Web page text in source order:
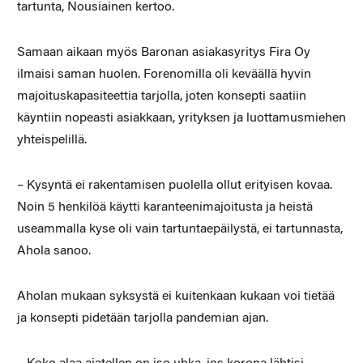
tartunta, Nousiainen kertoo.
Samaan aikaan myös Baronan asiakasyritys FiraOy
ilmaisi saman huolen. Forenomillaoli keväällä hyvin
majoituskapasiteettia tarjolla, joten konsepti saatiin
käyntiin nopeasti asiakkaan, yrityksen ja luottamusmiehen
yhteispelillä.
– Kysyntä ei rakentamisen puolella ollut erityisen kovaa.
Noin 5 henkilöä käytti karanteenimajoitusta ja heistä
useammalla kyse oli vain tartuntaepäilystä, ei tartunnasta,
Ahola sanoo.
Aholan mukaan syksystä ei kuitenkaan kukaan voi tietää
ja konsepti pidetään tarjolla pandemian ajan.